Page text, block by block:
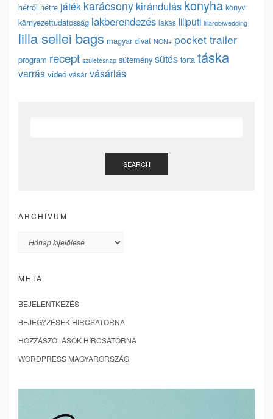
hétről hétre játék karácsony kirándulás konyha könyv
környezettudatosság lakberendezés lakás liliputi lillarobiwedding
lilla sellei bags magyar divat NON+ pocket trailer
program recept születésnap sütemény sütés torta táska
varrás videó vásár vásárlás
SEARCH
ARCHÍVUM
Archívum
META
BEJELENTKEZÉS
BEJEGYZÉSEK HÍRCSATORNA
HOZZÁSZÓLÁSOK HÍRCSATORNA
WORDPRESS MAGYARORSZÁG